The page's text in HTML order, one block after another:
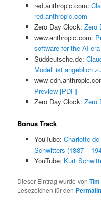
red.anthropic.com:
red.anthropic.com
Zero Day Clock: Zero
www.anthropic.com:
software for the AI era
Süddeutsche.de:
Modell ist angeblich
www-
Preview [PDF]
Zero Day Clock: Zero
Bonus Track
YouTube: Charlotte
Schwitters (1887 –
YouTube: Kurt
Dieser Eintrag wurde von
Lesezeichen für den